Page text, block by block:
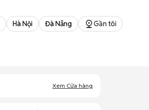
Hà Nội Đà Nẵng Gần tôi
Xem Cửa hàng